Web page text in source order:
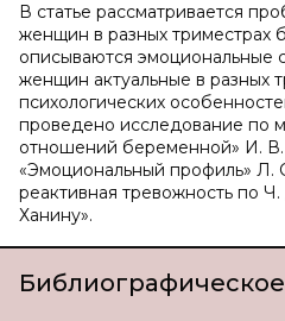
В статье рассматривается
женщин в разных триместрах
описываются эмоциональные
женщин актуальные в разных
психологических
проведено исследование по
отношений беременной» И.
«Эмоциональный профиль» Л.
реактивная тревожность по
Ханину».